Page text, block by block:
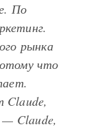
По
рынка
что
Claude,
Claude,